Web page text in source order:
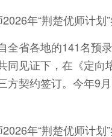
省各地的141名预
见证下，在《定向
契约签订。今年9